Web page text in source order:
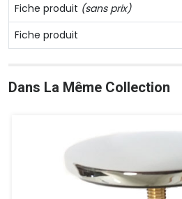
Fiche produit (sans prix)
Fiche produit
Dans La Même Collection